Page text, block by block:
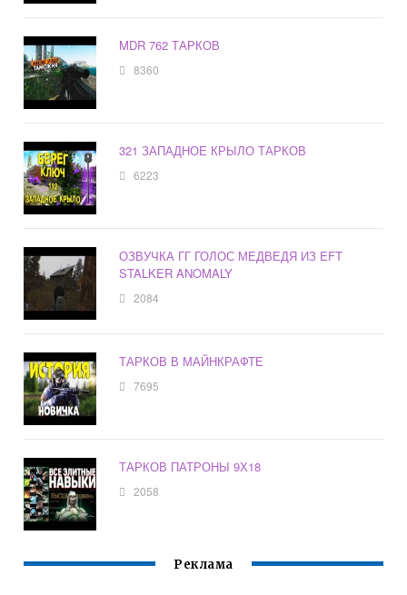
MDR 762 ТАРКОВ
8360
321 ЗАПАДНОЕ КРЫЛО ТАРКОВ
6223
ОЗВУЧКА ГГ ГОЛОС МЕДВЕДЯ ИЗ EFT
STALKER ANOMALY
2084
ТАРКОВ В МАЙНКРАФТЕ
7695
ТАРКОВ ПАТРОНЫ 9Х18
2058
Реклама